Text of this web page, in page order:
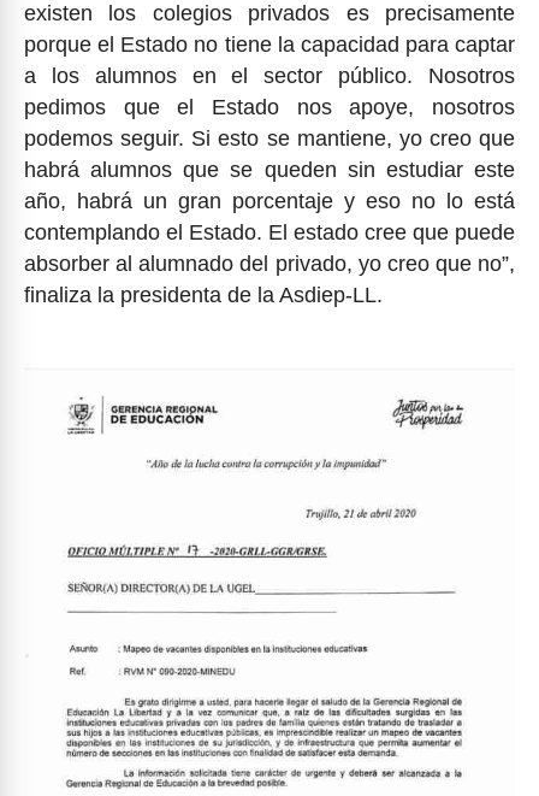
existen los colegios privados es precisamente
porque el Estado no tiene la capacidad para captar
a los alumnos en el sector público. Nosotros
pedimos que el Estado nos apoye, nosotros
podemos seguir. Si esto se mantiene, yo creo que
habrá alumnos que se queden sin estudiar este
año, habrá un gran porcentaje y eso no lo está
contemplando el Estado. El estado cree que puede
absorber al alumnado del privado, yo creo que no”,
finaliza la presidenta de la Asdiep-LL.